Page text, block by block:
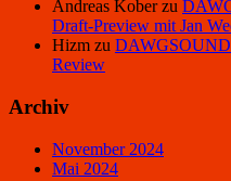
Andreas Koberzu
Draft-Preview mit Jan
Hizm zu DAWGSOUND
Review
Archiv
November 2024
Mai 2024